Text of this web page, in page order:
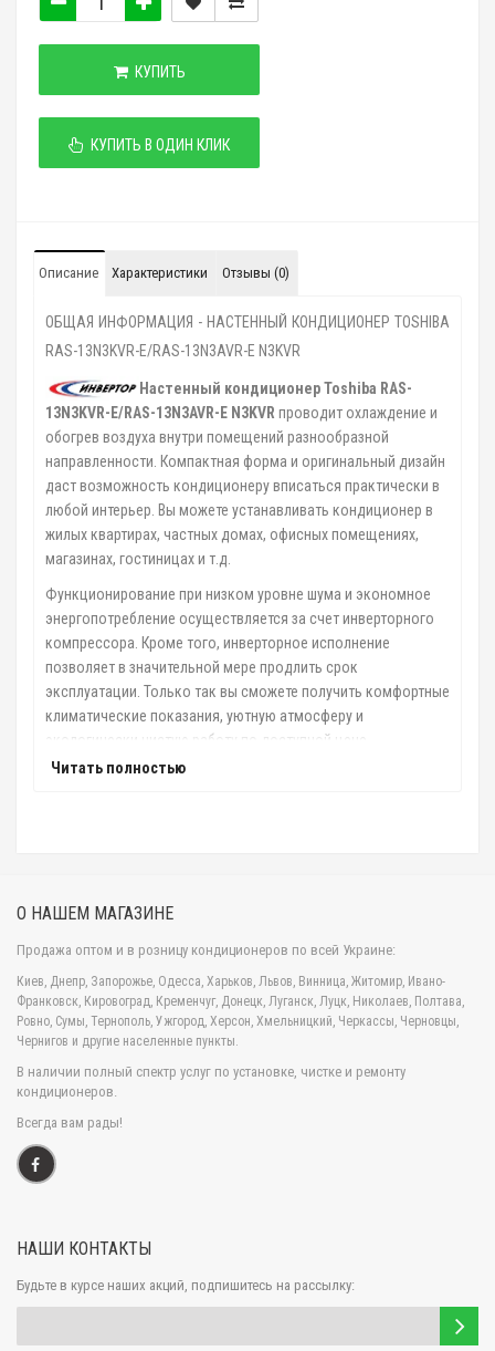
КУПИТЬ
КУПИТЬ В ОДИН КЛИК
Описание Характеристики Отзывы (0)
ОБЩАЯ ИНФОРМАЦИЯ - НАСТЕННЫЙ КОНДИЦИОНЕР TOSHIBA
RAS-13N3KVR-E/RAS-13N3AVR-E N3KVR
Настенный кондиционер Toshiba RAS-
13N3KVR-E/RAS-13N3AVR-E N3KVR проводит охлаждение и
обогрев воздуха внутри помещений разнообразной
направленности. Компактная форма и оригинальный дизайн
даст возможность кондиционеру вписаться практически в
любой интерьер. Вы можете устанавливать кондиционер в
жилых квартирах, частных домах, офисных помещениях,
магазинах, гостиницах и т.д.
Функционирование при низком уровне шума и экономное
энергопотребление осуществляется за счет инверторного
компрессора. Кроме того, инверторное исполнение
позволяет в значительной мере продлить срок
эксплуатации. Только так вы сможете получить комфортные
климатические показания, уютную атмосферу и
экологически чистую работу по доступной цене.
Охлаждение и обогрев происходит в десять раз быстрее, а
N3KVR
Система фильтрации воздуха IAQ - позволяет
проводить многоуровневую очистку воздуха,
уничтожая до 99% вредных бактерий, дезодорировать
воздух, устраняя неприятные запахи, дым, аммиак из
уличного воздуха и другие негативные вещества.
Режим повышенной мощности Hi-power-
охлаждение воздуха внутри помещений в течении
максимально короткого времени, что способствует
получению комфортных условий намного быстрее. Это
автоматически осуществляет перезапуск всей
системы, в случае непредвиденного отключение от
Читать полностью
О НАШЕМ МАГАЗИНЕ
Продажа оптом и в розницу кондиционеров по всей Украине:
Киев, Днепр, Запорожье, Одесса, Харьков, Львов, Винница, Житомир, Ивано-
Франковск, Кировоград, Кременчуг, Донецк, Луганск, Луцк, Николаев, Полтава,
Ровно, Сумы, Тернополь, Ужгород, Херсон, Хмельницкий, Черкассы, Черновцы,
Чернигов и другие населенные пункты.
В наличии полный спектр услуг по установке, чистке и ремонту
кондиционеров.
Всегда вам рады!
НАШИ КОНТАКТЫ
Будьте в курсе наших акций, подпишитесь на рассылку: